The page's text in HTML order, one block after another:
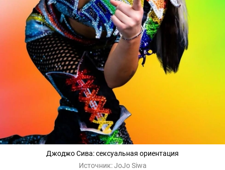
Джоджо Сива: сексуальная ориентация
Источник:JoJo Siwa